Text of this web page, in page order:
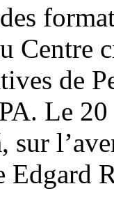
Centre
de
Le
sur
Edgard